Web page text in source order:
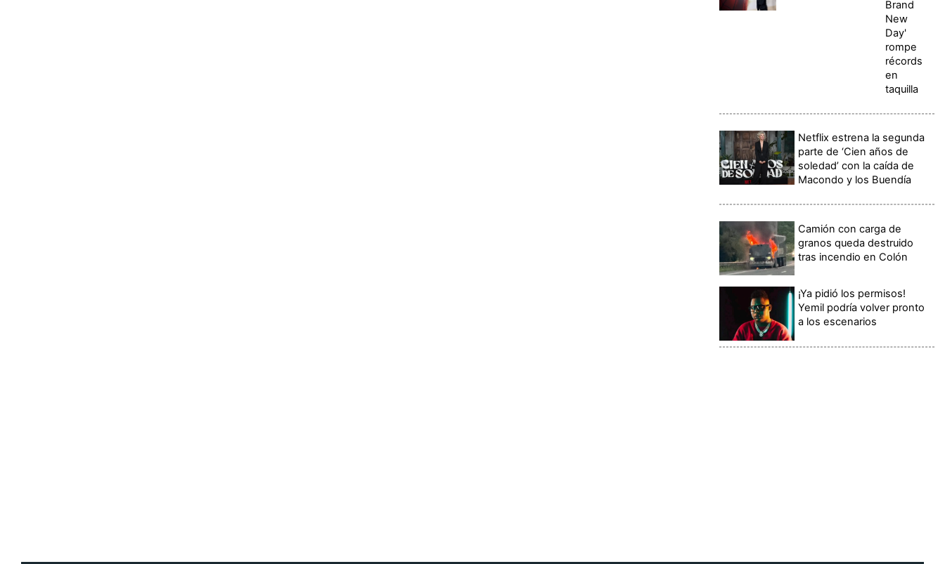
Brand
New
Day'
rompe
récords
en
taquilla
Netflix estrena la segunda
parte de ‘Cien años de
soledad’ con la caída de
Macondo y los Buendía
Camión con carga de
granos queda destruido
tras incendio en Colón
¡Ya pidió los permisos!
Yemil podría volver pronto
a los escenarios